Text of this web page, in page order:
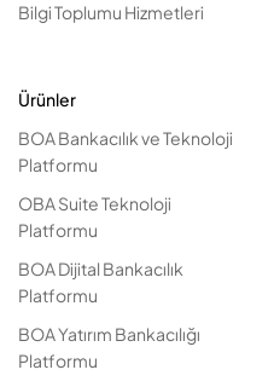
Bilgi Toplumu Hizmetleri
Ürünler
BOA Bankacılık ve Teknoloji
Platformu
OBA Suite Teknoloji
Platformu
BOA Dijital Bankacılık
Platformu
BOA Yatırım Bankacılığı
Platformu